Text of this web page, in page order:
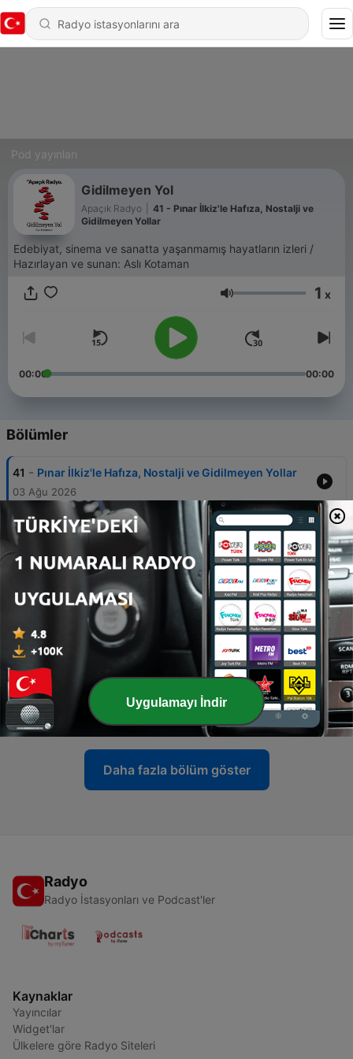
Pod yayınları
Gidilmeyen Yol
Apaçık Radyo
41 - Pınar İlkiz'le Hafıza, Nostalji ve
Gidilmeyen Yollar
Edebiyat, sinema ve sanatta yaşanmamış hayatların izleri /
Hazırlayan ve sunan: Aslı Kotaman
Ses 1 x
00:00 00:00
Bölümler
41 - Pınar İlkiz'le Hafıza, Nostalji ve Gidilmeyen Yollar
03 Ağu 2026
40 - Odyssey’i yıllarca yanlış okumuş olabilir miyiz?
27 Tem 2026
39 - Yaşanmamış Hayatlar
20 Tem 2026
Tarih ve Kültürü Alışılmış Kronolojik Anlatıların
Ötesinden Okumak
13 Tem 2026
37 -
Yenal Bilgici'yle Kadir İnanır'dan Hayatın
Seçimlerine
06 Tem 2026
Daha fazla bölüm göster
Radyo
Radyo İstasyonları ve Podcast'ler
Kaynaklar
Yayıncılar
Widget'lar
Ülkelere göre Radyo Siteleri
Uygulamayı İndir